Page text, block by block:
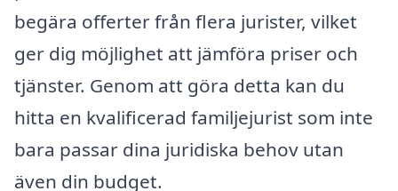
begära offerter från flera jurister, vilket
ger dig möjlighet att jämföra priser och
tjänster. Genom att göra detta kan du
hitta en kvalificerad familjejurist som inte
bara passar dina juridiska behov utan
även din budget.